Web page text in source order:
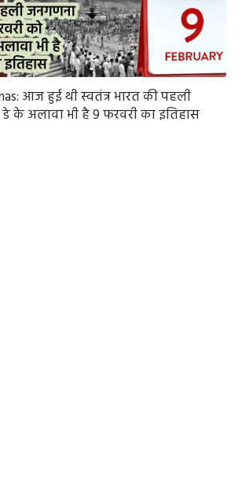
आज हुई थी स्वतंत्र भारत की पहली
के अलावा भी है 9 फरवरी का इतिहास